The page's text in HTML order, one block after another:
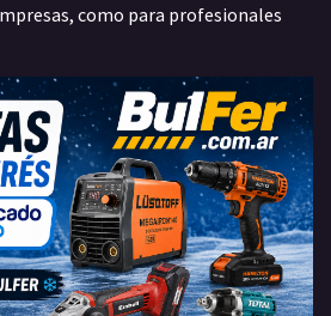
como para profesionales